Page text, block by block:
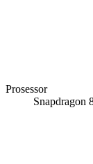
Prosessor
Snapdragon